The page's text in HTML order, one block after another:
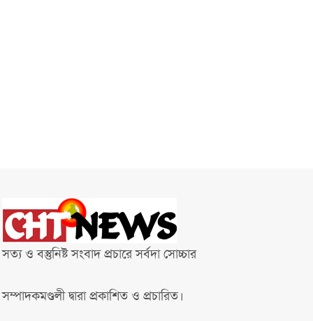
সত্য ও বস্তুনিষ্ট সংবাদ প্রচারে সর্বদা সোচ্চার
সম্পাদকমণ্ডলী দ্বারা প্রকাশিত ও প্রচারিত।